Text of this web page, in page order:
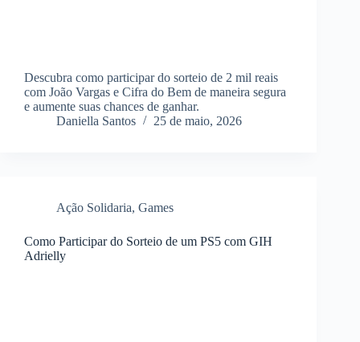
Descubra como participar do sorteio de 2 mil reais
com João Vargas e Cifra do Bem de maneira segura
e aumente suas chances de ganhar.
Daniella Santos
25 de maio, 2026
Ação Solidaria, Games
Como Participar do Sorteio de um PS5 com GIH
Adrielly